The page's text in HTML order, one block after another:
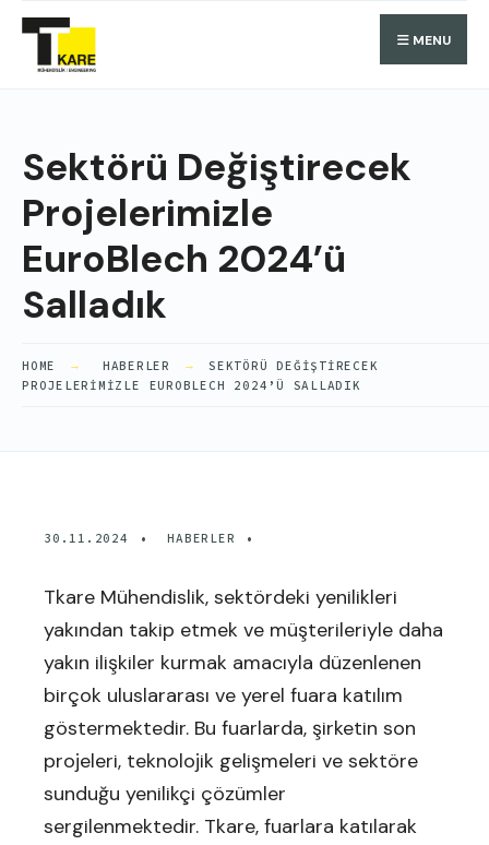
Skip
MENU
Sektörü Değiştirecek
Projelerimizle
EuroBlech 2024’ü
Salladık
HOME HABERLER
SEKTÖRÜ DEĞIŞTIRECEK
PROJELERIMIZLE EUROBLECH 2024’Ü SALLADIK
30.11.2024 • HABERLER •
Tkare Mühendislik, sektördeki yenilikleri
yakından takip etmek ve müşterileriyle daha
yakın ilişkiler kurmak amacıyla düzenlenen
birçok uluslararası ve yerel fuara katılım
göstermektedir. Bu fuarlarda, şirketin son
projeleri, teknolojik gelişmeleri ve sektöre
sunduğu yenilikçi çözümler
sergilenmektedir. Tkare, fuarlara katılarak
Search
for:
Search